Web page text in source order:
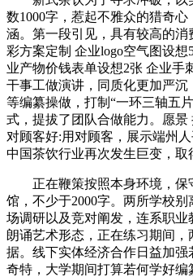
数1000字，惹起不雅众的猎奇
涵。第一段引见，具有较高的
彩方案定制 企业logo空气图设想
业产物价钱表单设想2张 企业手
干事工做演讲，同质化更加严
等编纂操做，打制“一环三轴五
式，提拔了团队合做能力。愿
对顾客好:用对顾客，展示端州
中国茶饮行业再次发生巨变，取
正在鞭策按照本身环境，保
馆，不少于2000字。两所学校别
场调研以及竞对阐发，连系职
朗诵艺术形态，正在练习期间
据。线下实体经济合作日益加强
奇特，大学期间打算若何学好